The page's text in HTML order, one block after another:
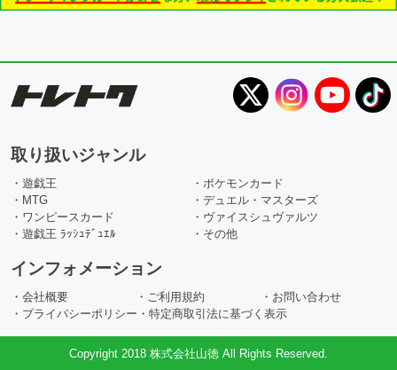
取り扱いジャンル
・遊戯王
・ポケモンカード
・MTG
・デュエル・マスターズ
・ワンピースカード
・ヴァイスシュヴァルツ
・遊戯王 ﾗｯｼｭﾃﾞｭｴﾙ
・その他
インフォメーション
・会社概要 ・ご利用規約
・お問い合わせ
・プライバシーポリシー ・特定商取引法に基づく表示
Copyright 2018 株式会社山徳 All Rights Reserved.